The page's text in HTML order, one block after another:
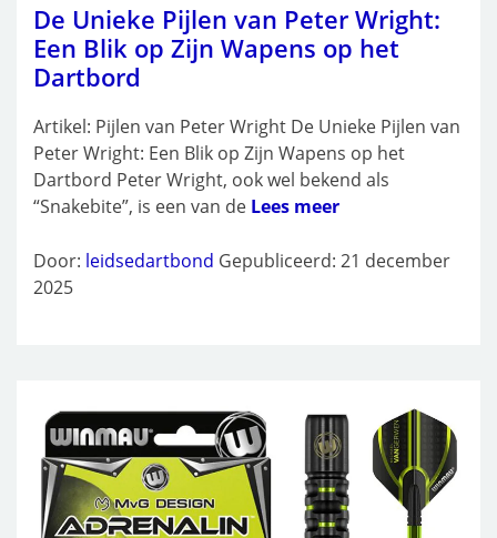
De Unieke Pijlen van Peter Wright:
Een Blik op Zijn Wapens op het
Dartbord
Artikel: Pijlen van Peter Wright De Unieke Pijlen van
Peter Wright: Een Blik op Zijn Wapens op het
Dartbord Peter Wright, ook wel bekend als
“Snakebite”, is een van de Lees meer
Door: leidsedartbond Gepubliceerd: 21 december
2025